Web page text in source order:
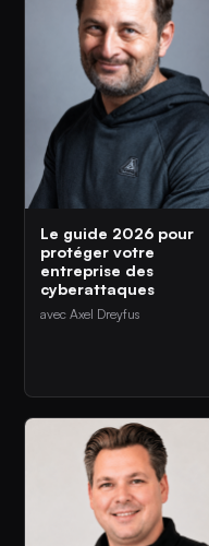
Le guide 2026 pour
protéger votre
entreprise des
cyberattaques
avec Axel Dreyfus